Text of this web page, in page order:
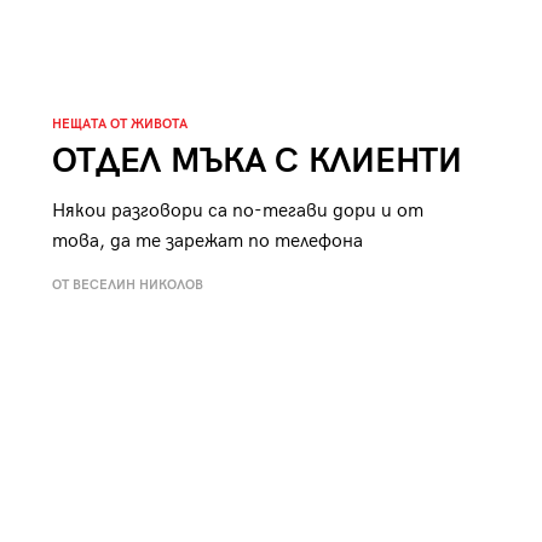
НЕЩАТА ОТ ЖИВОТА
ОТДЕЛ МЪКА С КЛИЕНТИ
Някои разговори са по-тегави дори и от
това, да те зарежат по телефона
ОТ ВЕСЕЛИН НИКОЛОВ29 /29